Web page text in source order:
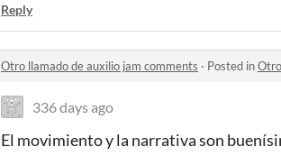
Reply
Otro llamado de auxilio jam comments · Posted in
336 days ago
El movimiento y la narrativa son